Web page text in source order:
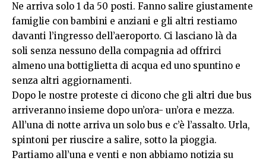
Ne arriva solo 1 da 50 posti. Fanno salire giustamente
famiglie con bambini e anziani e gli altri restiamo
davanti l’ingresso dell’aeroporto. Ci lasciano là da
soli senza nessuno della compagnia ad offrirci
almeno una bottiglietta di acqua ed uno spuntino e
senza altri aggiornamenti.
Dopo le nostre proteste ci dicono che gli altri due bus
arriveranno insieme dopo un’ora- un’ora e mezza.
All’una di notte arriva un solo bus e c’è l’assalto. Urla,
spintoni per riuscire a salire, sotto la pioggia.
Partiamo all’una e venti e non abbiamo notizia su